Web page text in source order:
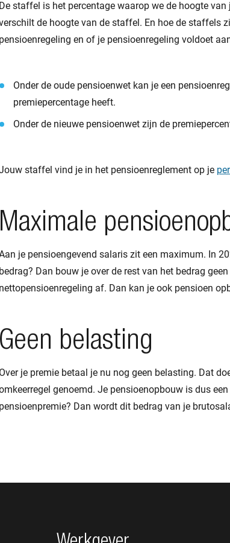
De staffel is het percentage waarop we de hoogte
de hoogte van de staffel. En hoe de staffels
pensioenregeling en of je pensioenregeling voldoet
Onder de oude pensioenwet kan je een
premiepercentage heeft.
Onder de nieuwe pensioenwet zijn de
staffel vind je in het pensioenreglement op je
Maximale
je pensioengevend salaris zit een maximum. In
bedrag? Dan bouw je over de rest van het bedrag
nettopensioenregeling af. Dan kan je ook pensioen
Geen belasting
Over je premie betaal je nu nog geen belasting. Dat
genoemd. Je pensioenopbouw is dus een
pensioenpremie? Dan wordt dit bedrag van je